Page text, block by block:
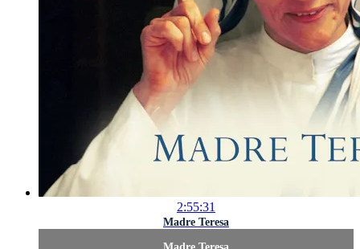
2:55:31
Madre Teresa